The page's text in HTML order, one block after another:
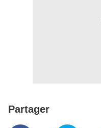
Partager